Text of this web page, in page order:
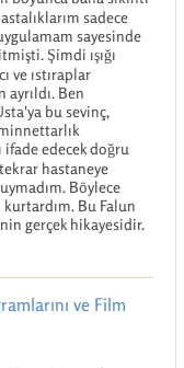
sadece
sayesinde
Şimdi ışığı
ve ıstıraplar
Ben
bu sevinç,
ifade edecek doğru
hastaneye
Böylece
Bu Falun
gerçek hikayesidir.
ve Film